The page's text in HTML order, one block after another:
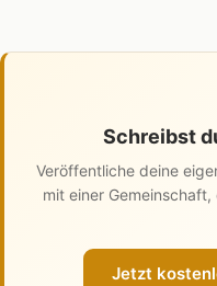
Schreibst
Veröffentliche deine
mit einer
Jetzt